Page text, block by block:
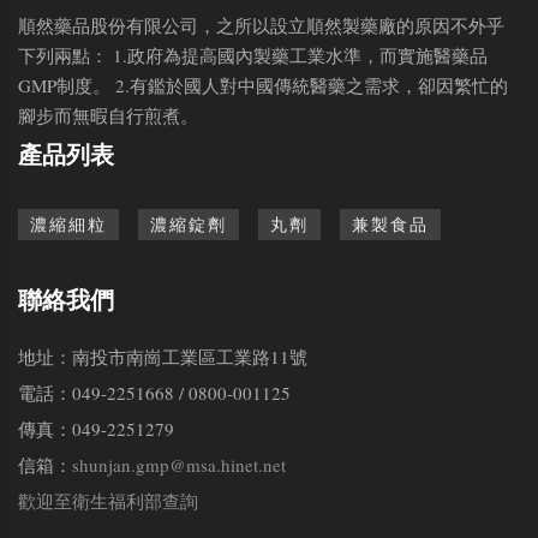
順然藥品股份有限公司，之所以設立順然製藥廠的原因不外乎
下列兩點： 1.政府為提高國內製藥工業水準，而實施醫藥品
GMP制度。 2.有鑑於國人對中國傳統醫藥之需求，卻因繁忙的
腳步而無暇自行煎煮。
產品列表
濃縮細粒 濃縮錠劑 丸劑 兼製食品
聯絡我們
地址：南投市南崗工業區工業路11號
電話：049-2251668 / 0800-001125
傳真：049-2251279
信箱： shunjan.gmp@msa.hinet.net
歡迎至衛生福利部查詢